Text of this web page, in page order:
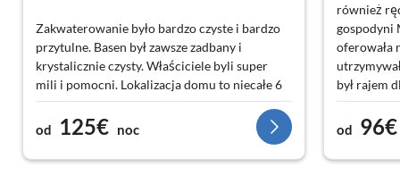
Zakwaterowanie było bardzo czyste i bardzo
przytulne. Basen był zawsze zadbany i
krystalicznie czysty. Właściciele byli super
mili i pomocni. Lokalizacja domu to niecałe 6
minut od centrum Rab. Dla nas były to więc
idealne wakacje.
od 125€ noc
również
gospodyni
oferowała
był rajem
Plaża
od 96€